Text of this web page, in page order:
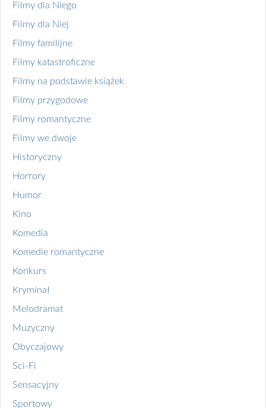
Filmy dla Niego
Filmy dla Niej
Filmy familijne
Filmy katastroficzne
Filmy na podstawie książek
Filmy przygodowe
Filmy romantyczne
Filmy we dwoje
Historyczny
Horrory
Humor
Kino
Komedia
Komedie romantyczne
Konkurs
Kryminał
Melodramat
Muzyczny
Obyczajowy
Sci-Fi
Sensacyjny
Sportowy